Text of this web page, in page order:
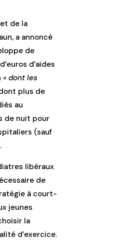
de la
a annoncé
de
d’aides
« dont les
plus de
au
de nuit pour
(sauf
libéraux
de
à court-
jeunes
la
d’exercice.